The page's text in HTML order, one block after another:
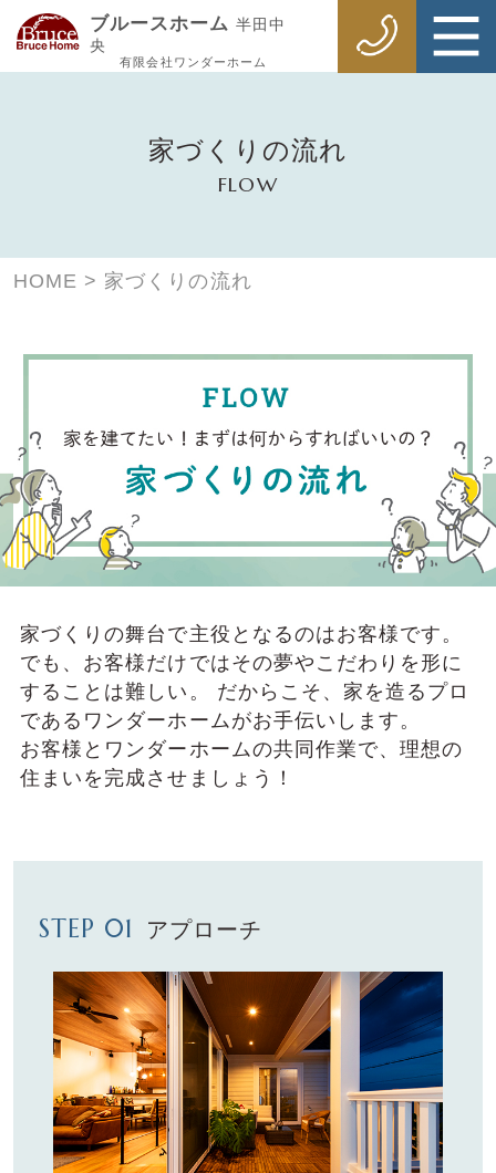
ブルースホーム半田中
央
有限会社ワンダーホーム
家づくりの流れ
FLOW
HOME > 家づくりの流れ
家づくりの舞台で主役となるのはお客様です。
でも、お客様だけではその夢やこだわりを形に
することは難しい。
だからこそ、家を造るプロ
であるワンダーホームがお⼿伝いします。
お客様とワンダーホームの共同作業で、理想の
住まいを完成させましょう！
STEP 01 アプローチ